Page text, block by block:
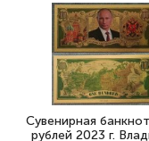
Сувенирная
рублей 2023 г.